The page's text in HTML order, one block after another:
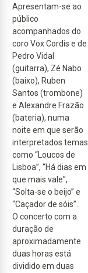
Apresentam-se ao
público
acompanhados do
coro Vox Cordis e de
Pedro Vidal
(guitarra), Zé Nabo
(baixo), Ruben
Santos (trombone)
e Alexandre Frazão
(bateria), numa
noite em que serão
interpretados temas
como “Loucos de
Lisboa”, “Há dias em
que mais vale”,
“Solta-se o beijo” e
“Caçador de sóis”.
O concerto com a
duração de
aproximadamente
duas horas está
dividido em duas